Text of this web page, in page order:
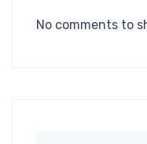
No comments to